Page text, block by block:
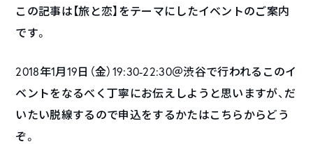
この記事は【旅と恋】をテーマにしたイベントのご案内
です。
2018年1月19日（金）19:30-22:30＠渋谷で行われるこのイ
ベントをなるべく丁寧にお伝えしようと思いますが、だ
いたい脱線するので申込をするかたはこちらからどう
ぞ。